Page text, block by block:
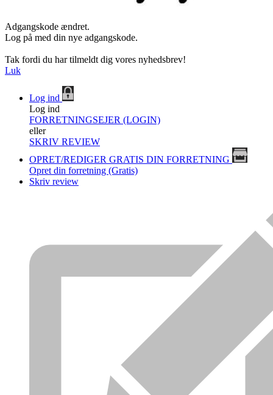
Adgangskode ændret.
Log på med din nye adgangskode.
Tak fordi du har tilmeldt dig vores nyhedsbrev!
Luk
Log ind
Log ind
FORRETNINGSEJER (LOGIN)
eller
SKRIV REVIEW
OPRET/REDIGER GRATIS DIN FORRETNING
Opret din forretning (Gratis)
Skriv review